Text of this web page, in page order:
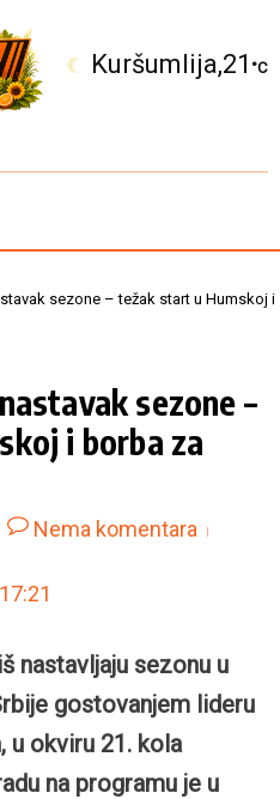
Kuršumlija 21 °C
sezone – težak start u Humskoj i
sezone –
i borba za
Nema komentara
17:21
nastavljaju sezonu u
gostovanjem lideru
u okviru 21. kola
na programu je u